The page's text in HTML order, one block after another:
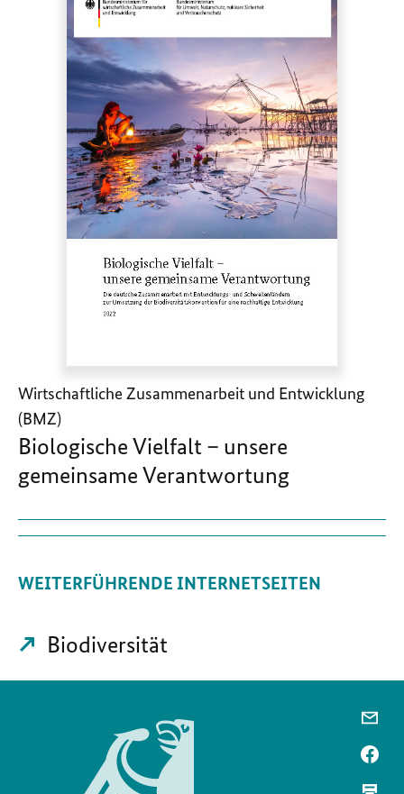
Wirtschaftliche Zusammenarbeit und Entwicklung
(BMZ)
Biologische Vielfalt – unsere
gemeinsame Verantwortung
WEITERFÜHRENDE INTERNETSEITEN
Biodiversität